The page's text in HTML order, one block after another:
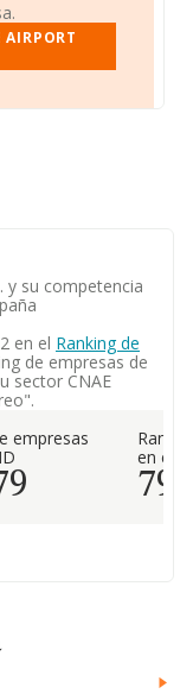
y su competencia
en el Ranking de
de empresas de
sector CNAE
empresas
en el
79